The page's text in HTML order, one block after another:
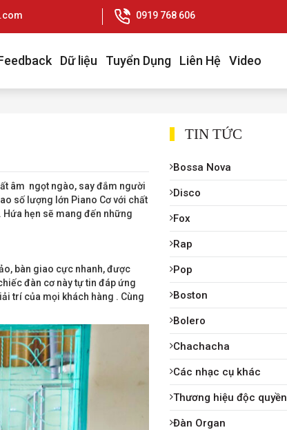
0919 768 606
Dữ liệu Tuyển Dụng Liên Hệ Video
âm ngọt ngào, say đắm người
số lượng lớn Piano Cơ với chất
hẹn sẽ mang đến những
bàn giao cực nhanh, được
đàn cơ này tự tin đáp ứng
trí của mọi khách hàng . Cùng
TIN TỨC
Bossa Nova
Disco
Fox
Rap
Pop
Boston
Bolero
Chachacha
Các nhạc cụ khác
Thương hiệu độc quyền
Đàn Organ